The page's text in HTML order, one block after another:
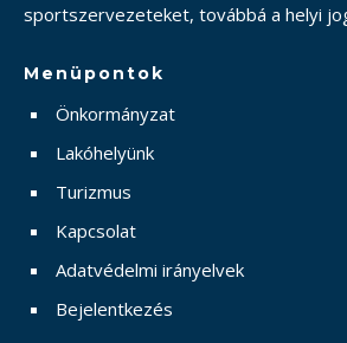
sportszervezeteket, továbbá a helyi
Menüpontok
Önkormányzat
Lakóhelyünk
Turizmus
Kapcsolat
Adatvédelmi irányelvek
Bejelentkezés